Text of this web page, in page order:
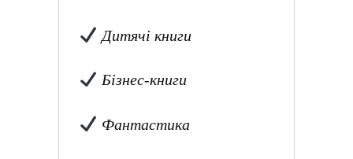
Дитячі книги
Бізнес-книги
Фантастика